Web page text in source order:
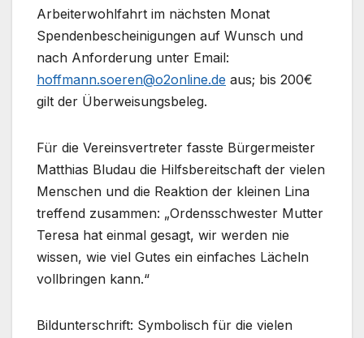
Arbeiterwohlfahrt im nächsten Monat
Spendenbescheinigungen auf Wunsch und
nach Anforderung unter Email:
hoffmann.soeren@o2online.de aus; bis 200€
gilt der Überweisungsbeleg.
Für die Vereinsvertreter fasste Bürgermeister
Matthias Bludau die Hilfsbereitschaft der vielen
Menschen und die Reaktion der kleinen Lina
treffend zusammen: „Ordensschwester Mutter
Teresa hat einmal gesagt, wir werden nie
wissen, wie viel Gutes ein einfaches Lächeln
vollbringen kann.“
Bildunterschrift: Symbolisch für die vielen